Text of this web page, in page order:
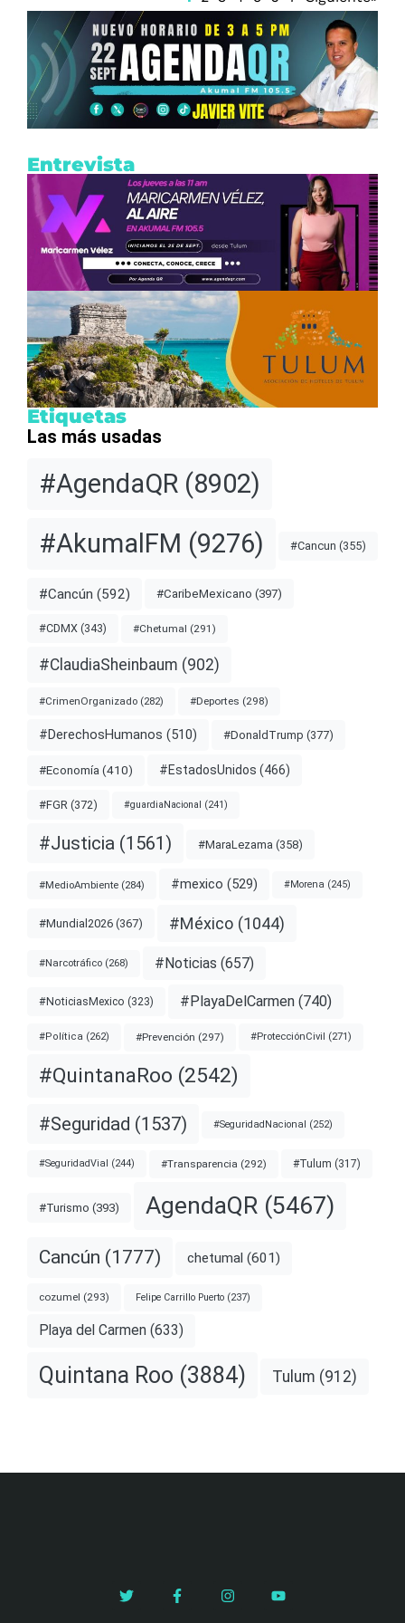
Entrevista
Etiquetas
Las más usadas
#AgendaQR (8902)
#AkumalFM (9276) #Cancun (355)
#Cancún (592) #CaribeMexicano (397)
#CDMX (343) #Chetumal (291)
#ClaudiaSheinbaum (902)
#CrimenOrganizado (282) #Deportes (298)
#DerechosHumanos (510) #DonaldTrump (377)
#Economía (410) #EstadosUnidos (466)
#FGR (372) #guardiaNacional (241)
#Justicia (1561) #MaraLezama (358)
#MedioAmbiente (284) #mexico (529) #Morena (245)
#Mundial2026 (367) #México (1044)
#Narcotráfico (268) #Noticias (657)
#NoticiasMexico (323) #PlayaDelCarmen (740)
#Política (262) #Prevención (297) #ProtecciónCivil (271)
#QuintanaRoo (2542)
#Seguridad (1537) #SeguridadNacional (252)
#SeguridadVial (244) #Transparencia (292) #Tulum (317)
#Turismo (393) AgendaQR (5467)
Cancún (1777) chetumal (601)
cozumel (293) Felipe Carrillo Puerto (237)
Playa del Carmen (633)
Quintana Roo (3884) Tulum (912)